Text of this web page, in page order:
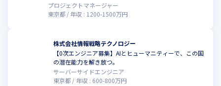
プロジェクトマネージャー
東京都
年収 : 1200-1500万円
株式会社情報戦略テクノロジー
【0次エンジニア募集】AIとヒューマニティーで、この国
の潜在能力を解き放つ。
サーバーサイドエンジニア
東京都
年収 : 600-800万円